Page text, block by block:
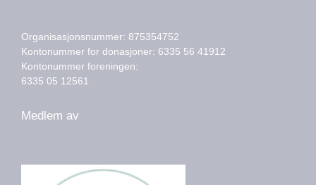
Organisasjonsnummer: 875354752
Kontonummer for donasjoner: 6335 56 41912
Kontonummer foreningen:
6335 05 12561
Medlem av